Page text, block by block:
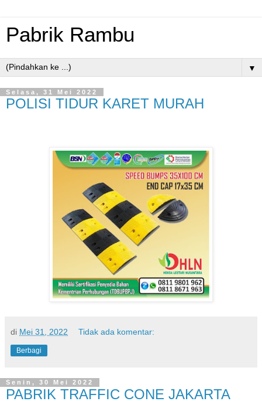
Pabrik Rambu
▼
Selasa, 31 Mei 2022
POLISI TIDUR KARET MURAH
di Mei 31, 2022 Tidak ada komentar:
Berbagi
Senin, 30 Mei 2022
PABRIK TRAFFIC CONE JAKARTA